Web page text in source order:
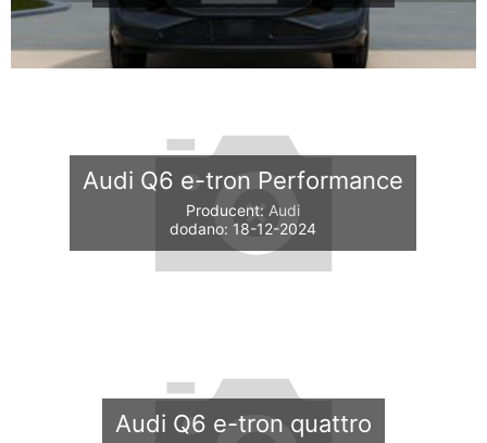
Audi Q6 e-tron Performance
Producent: Audi
dodano: 18-12-2024
Audi Q6 e-tron quattro